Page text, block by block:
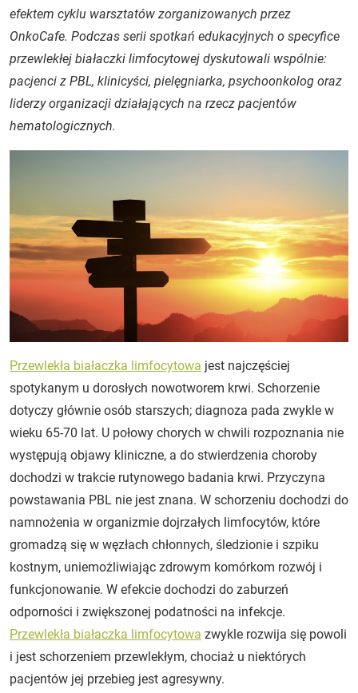
efektem cyklu warsztatów zorganizowanych przez
OnkoCafe. Podczas serii spotkań edukacyjnych o specyfice
przewlekłej białaczki limfocytowej dyskutowali wspólnie:
pacjenci z PBL, klinicyści, pielęgniarka, psychoonkolog oraz
liderzy organizacji działających na rzecz pacjentów
hematologicznych.
Przewlekła białaczka limfocytowa jest najczęściej
spotykanym u dorosłych nowotworem krwi. Schorzenie
dotyczy głównie osób starszych; diagnoza pada zwykle w
wieku 65-70 lat. U połowy chorych w chwili rozpoznania nie
występują objawy kliniczne, a do stwierdzenia choroby
dochodzi w trakcie rutynowego badania krwi. Przyczyna
powstawania PBL nie jest znana. W schorzeniu dochodzi do
namnożenia w organizmie dojrzałych limfocytów, które
gromadzą się w węzłach chłonnych, śledzionie i szpiku
kostnym, uniemożliwiając zdrowym komórkom rozwój i
funkcjonowanie. W efekcie dochodzi do zaburzeń
odporności i zwiększonej podatności na infekcje.
Przewlekła białaczka limfocytowa zwykle rozwija się powoli
i jest schorzeniem przewlekłym, chociaż u niektórych
pacjentów jej przebieg jest agresywny.